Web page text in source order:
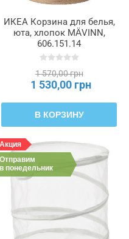
ИКЕА Корзина для белья,
юта, хлопок MÄVINN,
606.151.14
1 570,00 грн
1 530,00 грн
В КОРЗИНУ
Акция
Отправим
в понедельник